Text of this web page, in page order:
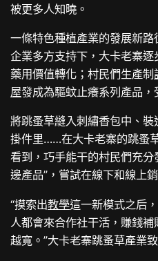
被更多人知曉。
一條特色種植產業的發展新
企業多方支持下，大卡老寨逐
藥用價值轉化；村民們生產制
屋發成為驅蚊止癢系列產品，
將跳蚤草縫入刺繡香包中、裝
掛件里……在大卡老寨的跳蚤
看到，巧手能干的村民們充分
邊產品”，嘗試在線下和線上銷
“摸索出教學這一新模式之后
人都會來合作社干活，賺錢
越寬。”大卡老寨跳蚤草產業